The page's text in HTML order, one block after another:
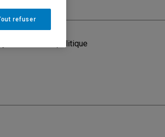
: Science politique
refuser